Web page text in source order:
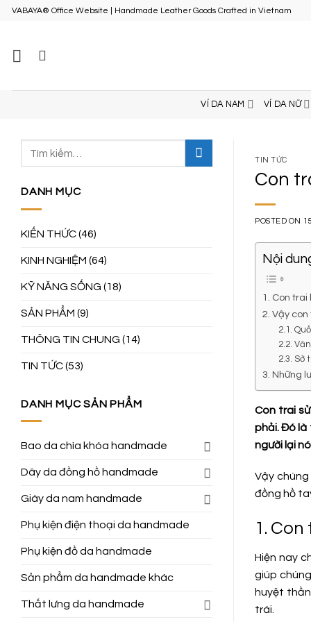
SkipVABAYA® Office Website | Handmade Leather Goods Crafted in Vietnam
VÍ DA NAM VÍ DA NỮ
DANH MỤC
KIẾN THỨC(46)
KINH NGHIỆM (64)
KỸ NĂNG SỐNG (18)
SẢN PHẨM (9)
THÔNG TIN CHUNG (14)
TIN TỨC(53)
DANH MỤC SẢN PHẨM
Bao da chìa khóa handmade
Dây da đồng hồ handmade
Giày da nam handmade
Phụ kiện điện thoại da handmade
Phụ kiện đồ da handmade
Sản phẩm da handmade khác
Thắt lưng da handmade
TIN TỨC
Con
POSTED ON
Nội
1. Con
2. Vậy
2.1.
2.2.
2.3. Sở
3. Những
Con trai
phải. Đó là
người lại
Vậy
đồng hồ
1.
Hiện nay
giúp
huyệt
trái.